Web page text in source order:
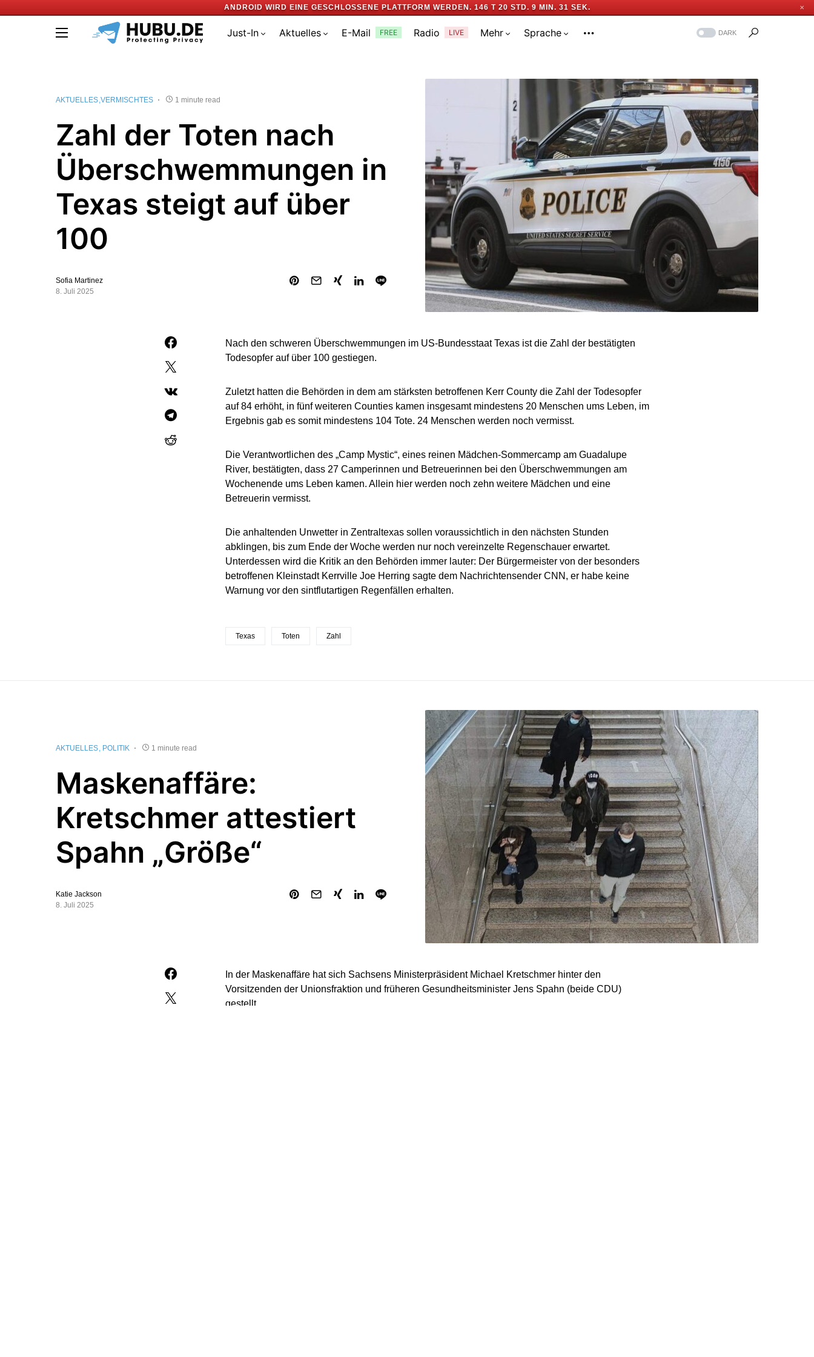
ANDROID WIRD EINE GESCHLOSSENE PLATTFORM WERDEN. 146 T 20 STD. 9 MIN. 30 SEK. ✕
Just-In Aktuelles E-Mail FREE Radio LIVE Mehr Sprache DARK
AKTUELLES VERMISCHTES 1 minute read
Zahl der Toten nach
Überschwemmungen in
Texas steigt auf über
100
Sofia Martinez
8. Juli 2025
Nach den schweren Überschwemmungen im US-Bundesstaat Texas ist die Zahl der bestätigten
Todesopfer auf über 100 gestiegen.
Zuletzt hatten die Behörden in dem am stärksten betroffenen Kerr County die Zahl der Todesopfer
auf 84 erhöht, in fünf weiteren Counties kamen insgesamt mindestens 20 Menschen ums Leben, im
Ergebnis gab es somit mindestens 104 Tote. 24 Menschen werden noch vermisst.
Die Verantwortlichen des „Camp Mystic“, eines reinen Mädchen-Sommercamp am Guadalupe
River, bestätigten, dass 27 Camperinnen und Betreuerinnen bei den Überschwemmungen am
Wochenende ums Leben kamen. Allein hier werden noch zehn weitere Mädchen und eine
Betreuerin vermisst.
Die anhaltenden Unwetter in Zentraltexas sollen voraussichtlich in den nächsten Stunden
abklingen, bis zum Ende der Woche werden nur noch vereinzelte Regenschauer erwartet.
Unterdessen wird die Kritik an den Behörden immer lauter: Der Bürgermeister von der besonders
betroffenen Kleinstadt Kerrville Joe Herring sagte dem Nachrichtensender CNN, er habe keine
Warnung vor den sintflutartigen Regenfällen erhalten.
Texas Toten Zahl
AKTUELLES POLITIK 1 minute read
Maskenaffäre:
Kretschmer attestiert
Spahn „Größe“
Katie Jackson
8. Juli 2025
In der Maskenaffäre hat sich Sachsens Ministerpräsident Michael Kretschmer hinter den
Vorsitzenden der Unionsfraktion und früheren Gesundheitsminister Jens Spahn (beide CDU)
gestellt.